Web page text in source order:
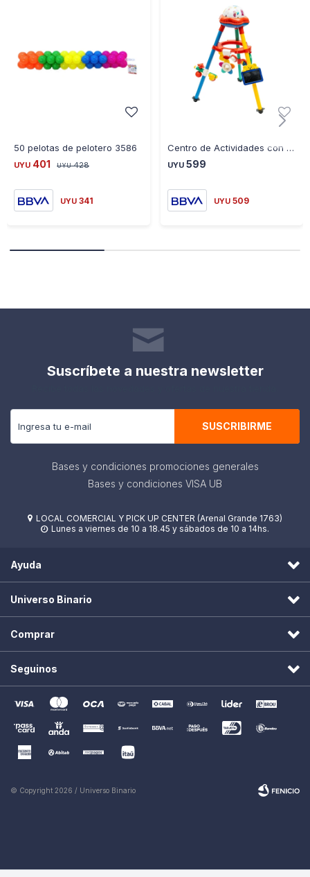
50 pelotas de pelotero 3586
UYU 401 UYU 428
UYU 341
Centro de Actividades con Proyector de Luz Giratorio
UYU 599
UYU 509
Suscríbete a nuestra newsletter
SUSCRIBIRME
Bases y condiciones promociones generales
Bases y condiciones VISA UB
 LOCAL COMERCIAL Y PICK UP CENTER (Arenal Grande 1763)
 Lunes a viernes de 10 a 18.45 y sábados de 10 a 14hs.
Ayuda
Universo Binario
Comprar
Seguinos
© Copyright 2026 / Universo Binario